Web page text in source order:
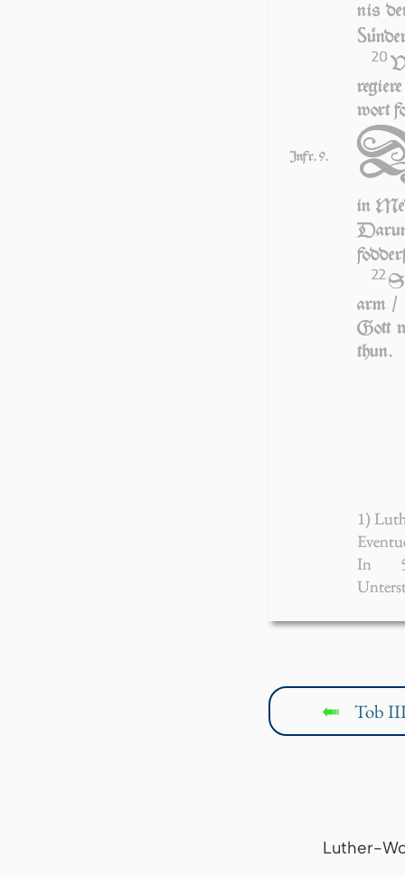
nis
S
20
wort
Infr. 9.
in
22
arm /
Gott
thun.
1)
In
↤ Tob
Luther-